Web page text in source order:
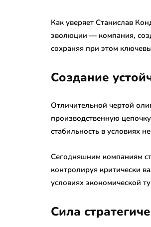
Как уверяет Станислав
эволюции — компания,
сохраняя при этом
Создание
Отличительной чертой
производственную
стабильность в условиях
Сегодняшним компаниям
контролируя критически
условиях экономической
Сила